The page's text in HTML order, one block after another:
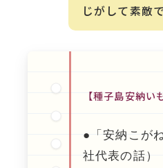
じがして素敵
【種子島安納
●「安納こが
社代表の話）